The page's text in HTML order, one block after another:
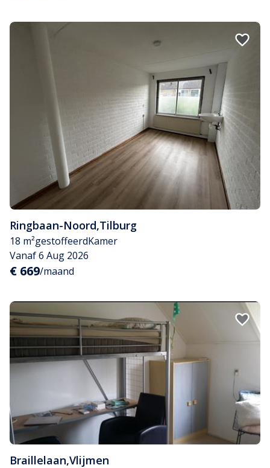
Ringbaan-Noord,Tilburg
18 m²gestoffeerdKamer
Vanaf 6 Aug 2026
€ 669/maand
Braillelaan,Vlijmen